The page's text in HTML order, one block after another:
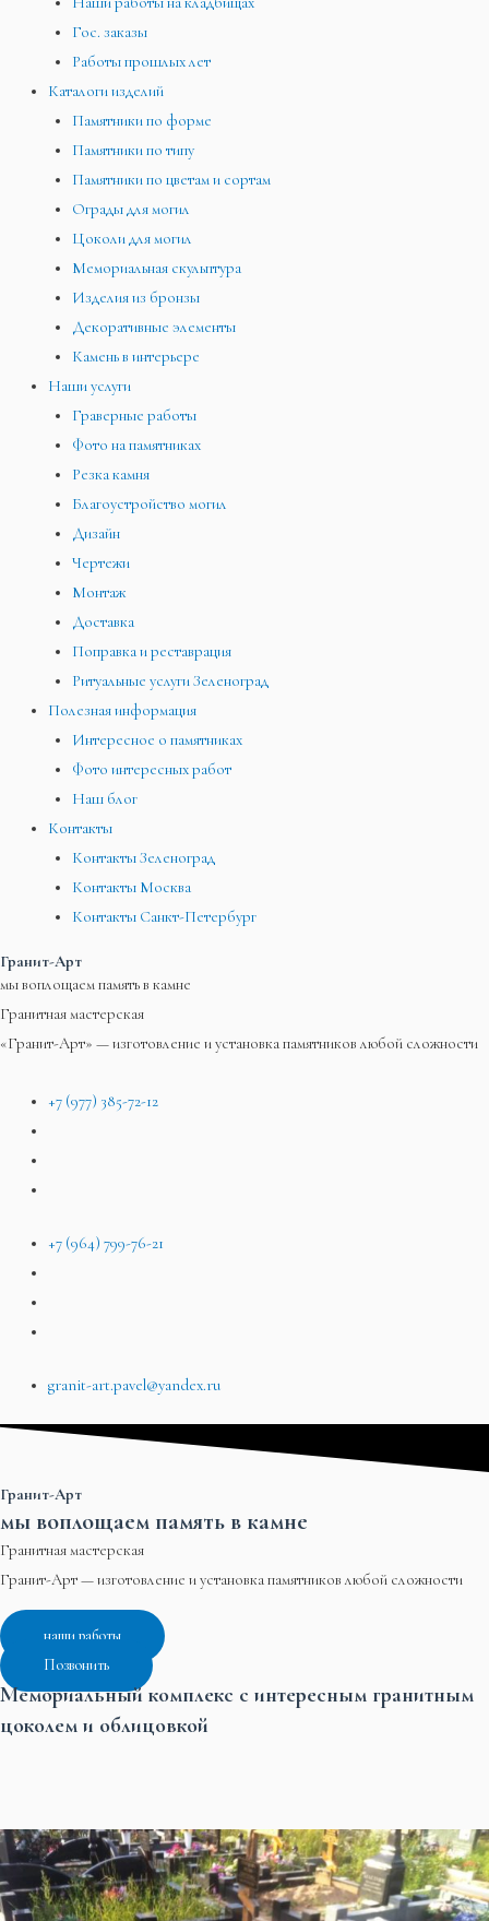
Гос. заказы
Работы прошлых лет
Каталоги изделий
Памятники по форме
Памятники по типу
Памятники по цветам и сортам
Ограды для могил
Цоколи для могил
Мемориальная скульптура
Изделия из бронзы
Декоративные элементы
Камень в интерьере
Наши услуги
Граверные работы
Фото на памятниках
Резка камня
Благоустройство могил
Дизайн
Чертежи
Монтаж
Доставка
Поправка и реставрация
Ритуальные услуги Зеленоград
Полезная информация
Интересное о памятниках
Фото интересных работ
Наш блог
Контакты
Контакты Зеленоград
Контакты Москва
Контакты Санкт-Петербург
Гранит-Арт
мы воплощаем память в камне
Гранитная мастерская
«Гранит-Арт» — изготовление и установка памятников любой сложности
+7 (977) 385-72-12
+7 (964) 799-76-21
granit-art.pavel@yandex.ru
Гранит-Арт
мы воплощаем память в камне
Гранитная мастерская
Гранит-Арт — изготовление и установка памятников любой сложности
наши работы
Позвонить
Мемориальный комплекс с интересным гранитным
цоколем и облицовкой